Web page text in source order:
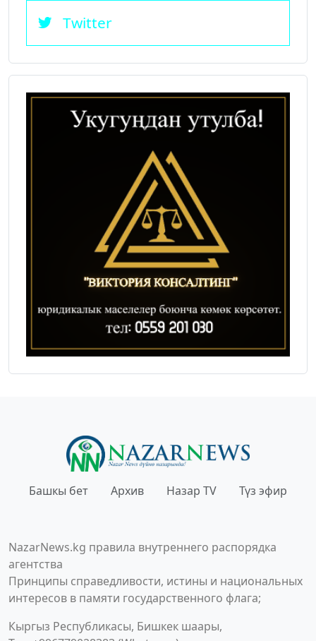
Twitter
Башкы бет Архив Назар TV Түз эфир
NazarNews.kg правила внутреннего распорядка
агентства
Принципы справедливости, истины и национальных
интересов в памяти государственного флага;
Кыргыз Республикасы, Бишкек шаары,